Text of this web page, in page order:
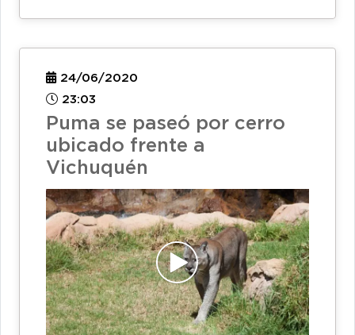
24/06/2020
23:03
Puma se paseó por cerro
ubicado frente a
Vichuquén